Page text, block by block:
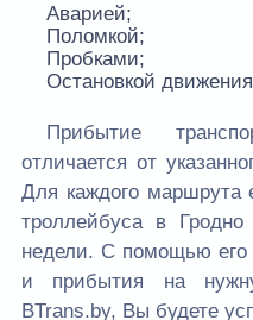
Аварией;
Поломкой;
Пробками;
Остановкой
Прибытие
отличается от
Для каждого маршрута
троллейбуса в
недели. С помощью его
и прибытия на
BTrans.by, Вы будете